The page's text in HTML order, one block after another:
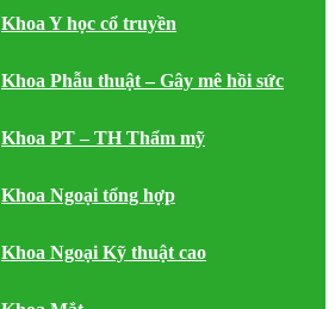
Khoa Y học cổ truyền
Khoa Phẫu thuật – Gây mê hồi sức
Khoa PT – TH Thẩm mỹ
Khoa Ngoại tổng hợp
Khoa Ngoại Kỹ thuật cao